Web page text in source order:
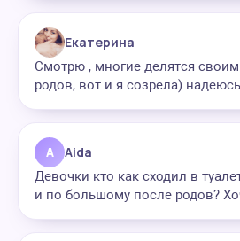
Екатерина
Смотрю , многие делятся
родов, вот и я созрела)
A Aida
Девочки кто как сходил в
и по большому после родов?